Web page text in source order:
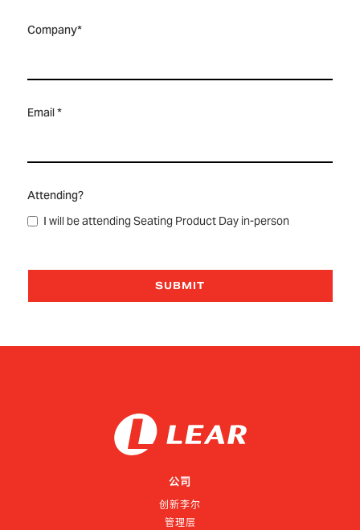
Company*
Email *
Attending?
I will be attending Seating Product Day in-person
公司
创新李尔
管理层